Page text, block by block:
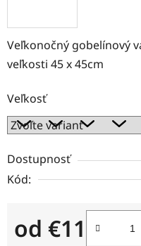
Veľkonočný gobelínový
veľkosti 45 x 45cm
Veľkosť
Dostupnosť
Kód:
od €11